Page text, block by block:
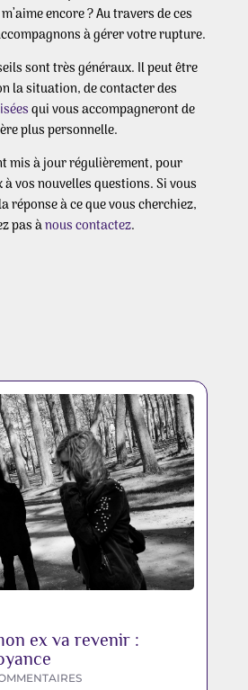
encore ? Au travers de ces
à gérer votre rupture.
sont très généraux. Il peut être
la situation, de contacter des
qui vous accompagneront de
plus personnelle.
mis à jour régulièrement, pour
vos nouvelles questions. Si vous
réponse à ce que vous cherchiez,
pas ànous contactez.
ex va revenir :